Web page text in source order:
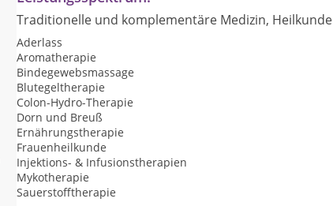
Traditionelle und komplementäre Medizin, Heilkunde
Aderlass
Aromatherapie
Bindegewebsmassage
Blutegeltherapie
Colon-Hydro-Therapie
Dorn und Breuß
Ernährungstherapie
Frauenheilkunde
Injektions- & Infusionstherapien
Mykotherapie
Sauerstofftherapie